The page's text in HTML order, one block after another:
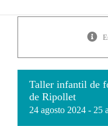
Taller infantil de
de Ripollet
24 agosto 2024 - 25